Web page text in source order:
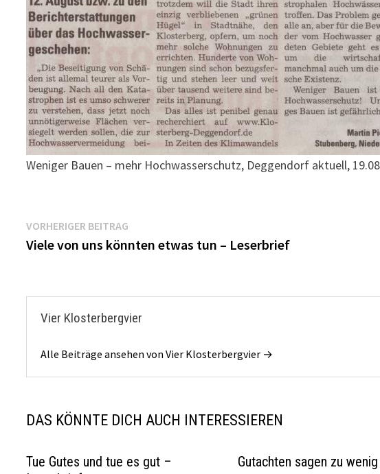
Weniger Bauen – mehr Hochwasserschutz, Deggendorf aktuell,
Beitragsnavigation
VORHERIGER BEITRAG
Beitrag:
Viele von uns könnten etwas tun – Leserbrief
Vier Klosterbergvier
Alle Beiträge ansehen von Vier Klosterbergvier →
DAS KÖNNTE DICH AUCH INTERESSIEREN
Tue Gutes und tue es gut –
Gutachten sagen zu